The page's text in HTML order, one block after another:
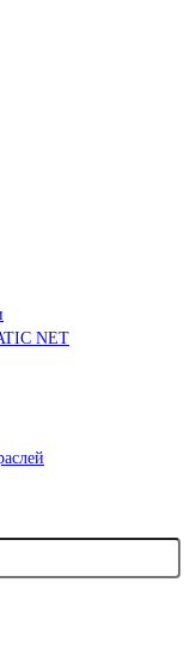
NET